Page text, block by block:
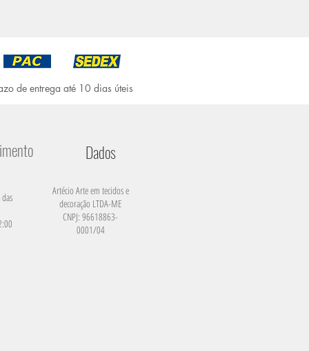
de entrega até 10 dias úteis
Dados
Artécio Arte em tecidos e
decoração LTDA-ME
CNPJ: 96618863-
0001/04